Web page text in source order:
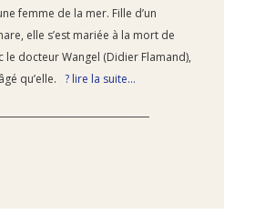
femme de la mer. Fille d’un
elle s’est mariée à la mort de
le docteur Wangel (Didier Flamand),
qu’elle. ? lire la suite…